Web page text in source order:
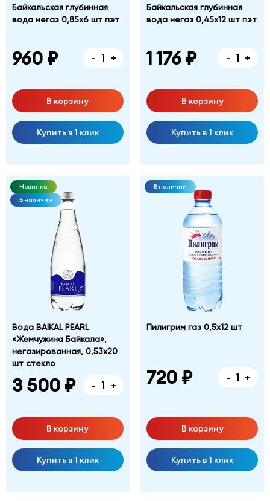
Байкальская глубинная
вода негаз 0,85х6 шт пэт
960 ₽ - +
В корзину
Купить в 1 клик
Байкальская глубинная
вода негаз 0,45х12 шт пэт
1 176 ₽ - +
В корзину
Купить в 1 клик
Новинка
В наличии
Вода BAIKAL PEARL
«Жемчужина Байкала»,
негазированная, 0,53х20
шт стекло
3 500 ₽ - +
В корзину
Купить в 1 клик
В наличии
Пилигрим газ 0,5х12 шт
720 ₽ - +
В корзину
Купить в 1 клик